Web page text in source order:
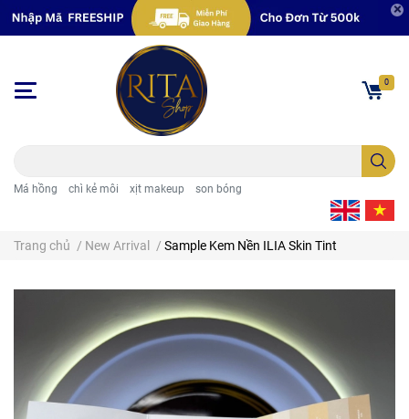
Má hồng chì kẻ môi xịt makeup son bóng
0
Trang chủ / New Arrival / Sample Kem Nền ILIA Skin Tint